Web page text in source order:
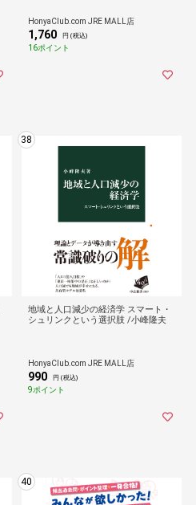
HonyaClub.com JRE MALL店
1,760 円 (税込)
16ポイント
38
地域と人口減少の経済学 スマート・
シュリンクという選択肢 /小峰隆夫
HonyaClub.com JRE MALL店
990 円 (税込)
9ポイント
40